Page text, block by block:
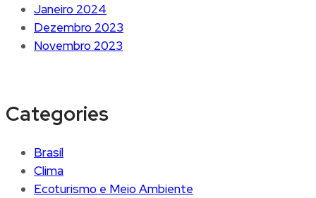
Janeiro 2024
Dezembro 2023
Novembro 2023
Categories
Brasíl
Clima
Ecoturismo e Meio Ambiente